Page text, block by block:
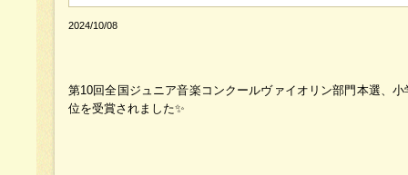
2024/10/08
第10回全国ジュニア音楽コンクールヴァイオリン部門本選、
位を受賞されました✨